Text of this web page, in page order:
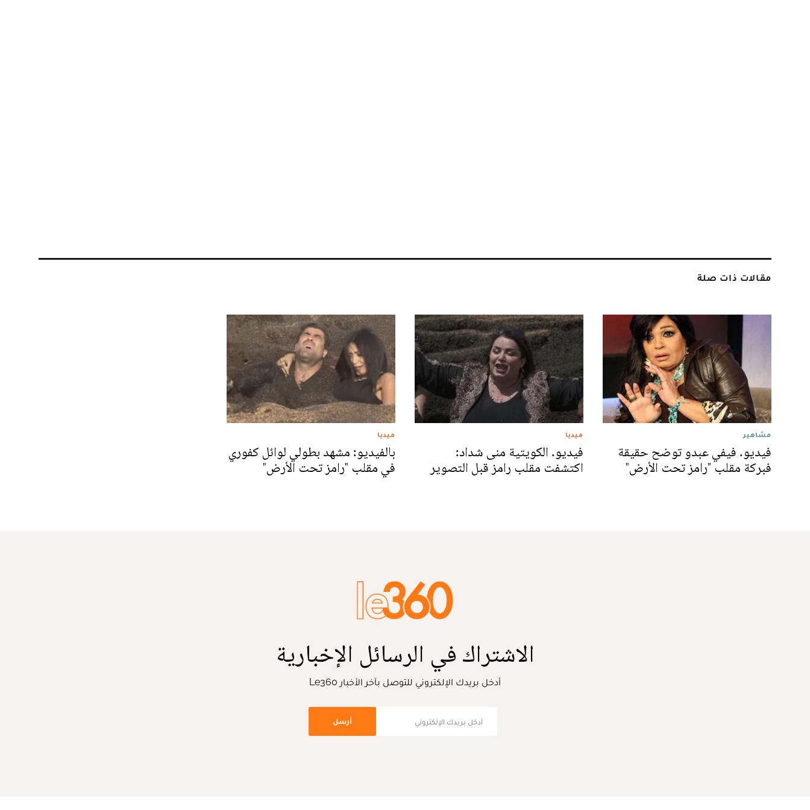
مقالات ذات صلة
مشاهير
فيديو. فيفي عبدو توضح حقيقة
فبركة مقلب "رامز تحت الأرض"
ميديا
فيديو. الكويتية منى شداد:
اكتشفت مقلب رامز قبل التصوير
ميديا
بالفيديو: مشهد بطولي لوائل كفوري
في مقلب "رامز تحت الأرض"
الاشتراك في الرسائل الإخبارية
أدخل بريدك الإلكتروني للتوصل بآخر الأخبار Le360
أرسل